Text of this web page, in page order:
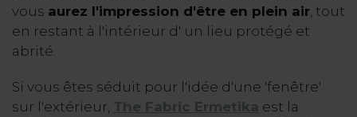
vous aurez l'impression d'être en plein air , tout
en restant à l'intérieur d' un lieu protégé et
abrité.
Si vous êtes séduit pour l'idée d'une 'fenêtre'
sur l'extérieur, The Fabric Ermetika est la